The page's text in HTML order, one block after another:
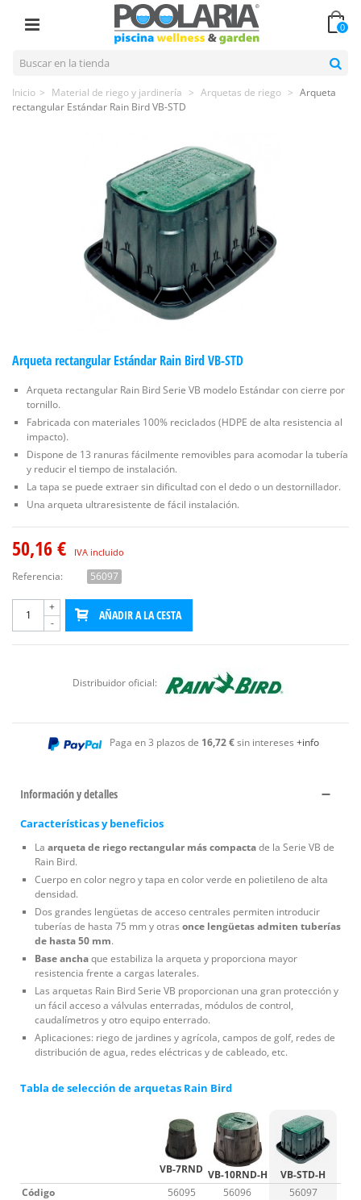
0
Inicio > Material de riego y jardinería > Arquetas de riego > Arqueta
rectangular Estándar Rain Bird VB-STD
Arqueta rectangular Estándar Rain Bird VB-STD
Arqueta rectangular Rain Bird Serie VB modelo Estándar con cierre por
tornillo.
Fabricada con materiales 100% reciclados (HDPE de alta resistencia al
impacto).
Dispone de 13 ranuras fácilmente removibles para acomodar la tubería
y reducir el tiempo de instalación.
La tapa se puede extraer sin dificultad con el dedo o un destornillador.
Una arqueta ultraresistente de fácil instalación.
50,16 € IVA incluido
Referencia: 56097
-
+
AÑADIR A LA CESTA
Distribuidor oficial:
Paga en 3 plazos de 16,72 €sin intereses +info
Información y detalles
Características y beneficios
La arqueta de riego rectangular más compactade la Serie VB de
Rain Bird.
Cuerpo en color negro y tapa en color verde en polietileno de alta
densidad.
Dos grandes lengüetas de acceso centrales permiten introducir
tuberías de hasta 75 mm y otras once lengüetas admiten tuberías
de hasta 50 mm.
Base anchaque estabiliza la arqueta y proporciona mayor
resistencia frente a cargas laterales.
Las arquetas Rain Bird Serie VB proporcionan una gran protección y
un fácil acceso a válvulas enterradas, módulos de control,
caudalímetros y otro equipo enterrado.
Aplicaciones: riego de jardines y agrícola, campos de golf, redes de
distribución de agua, redes eléctricas y de cableado, etc.
Tabla de selección de arquetas Rain Bird
VB-7RND VB-10RND-H VB-STD-H
Código
56095 56096 56097